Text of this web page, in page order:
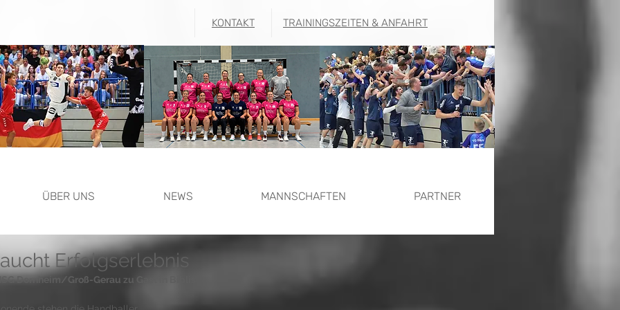
KONTAKT TRAININGSZEITEN & ANFAHRT
ÜBER UNS NEWS MANNSCHAFTEN PARTNER
Erfolgserlebnis
Dornheim/Groß-Gerau zu Gast in Biblis